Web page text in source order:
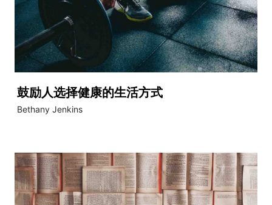
鼓励人选择健康的生活方式
Bethany Jenkins